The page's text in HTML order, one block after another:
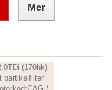
Mer